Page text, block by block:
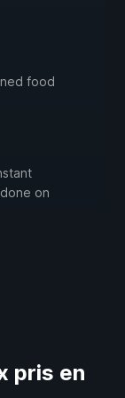
food
on
pris en